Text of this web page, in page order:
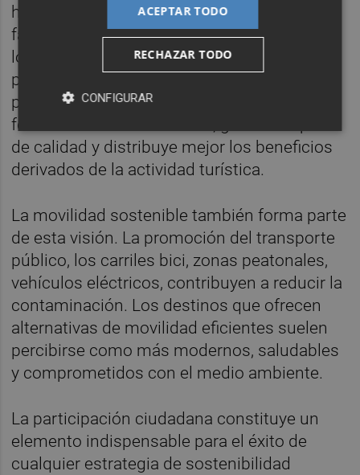
herramienta de desarrollo territorial cuando
favorece la contratación de proveedores
locales, la compra de productos de
proximidad, el apoyo a pequeños
productores y artesanos. Esta estrategia
fortalece la economía local, genera empleo
de calidad y distribuye mejor los beneficios
derivados de la actividad turística.
La movilidad sostenible también forma parte
de esta visión. La promoción del transporte
público, los carriles bici, zonas peatonales,
vehículos eléctricos, contribuyen a reducir la
contaminación. Los destinos que ofrecen
alternativas de movilidad eficientes suelen
percibirse como más modernos, saludables
y comprometidos con el medio ambiente.
La participación ciudadana constituye un
elemento indispensable para el éxito de
cualquier estrategia de sostenibilidad
ACEPTAR TODO
RECHAZAR TODO
CONFIGURAR